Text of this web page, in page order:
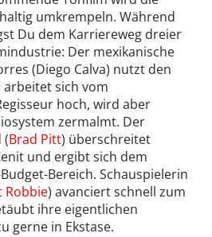
umkrempeln. Während
Du dem Karriereweg dreier
Der mexikanische
(Diego Calva) nutzt den
sich vom
hoch, wird aber
zermalmt. Der
(Brad Pitt) überschreitet
und ergibt sich dem
Bereich. Schauspielerin
Robbie) avanciert schnell zum
ihre eigentlichen
gerne in Ekstase.